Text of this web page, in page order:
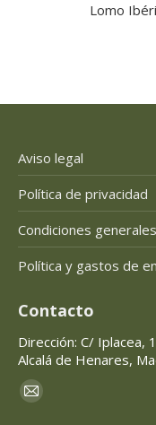
Lomo
Aviso legal
Política de privacidad
Condiciones
Política y gastos de
Contacto
Dirección: C/ Iplacea,
Alcalá de Henares,
Encuéntranos en:
Mail